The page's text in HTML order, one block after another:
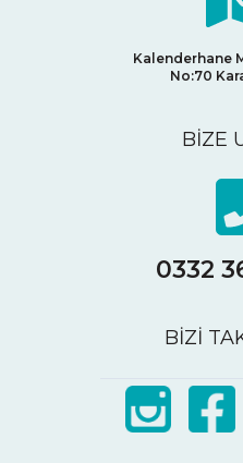
Kalenderhane
No:70
BİZE
0332
BİZİ